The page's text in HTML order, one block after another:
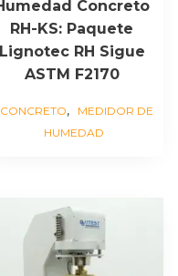
Concreto
RH-KS: Paquete
Lignotec RH Sigue
ASTM F2170
CONCRETO,
MEDIDOR DE
HUMEDAD